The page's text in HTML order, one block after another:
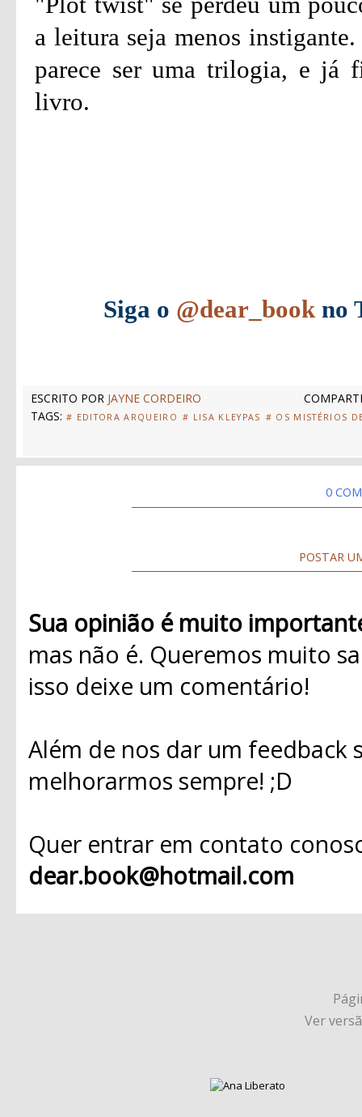
a leitura seja menos
parece ser uma trilogia, e já
livro.
Siga o @dear_book no
ESCRITO POR JAYNE CORDEIRO
TAGS: # EDITORA ARQUEIRO # LISA KLEYPAS # OS MISTÉRIOS
0
POSTAR
Sua opinião é muito
mas não é. Queremos muito
isso deixe um comentário!
Além de nos dar um
melhorarmos sempre! ;D
Quer entrar em contato
dear.book@hotmail.com
Ver